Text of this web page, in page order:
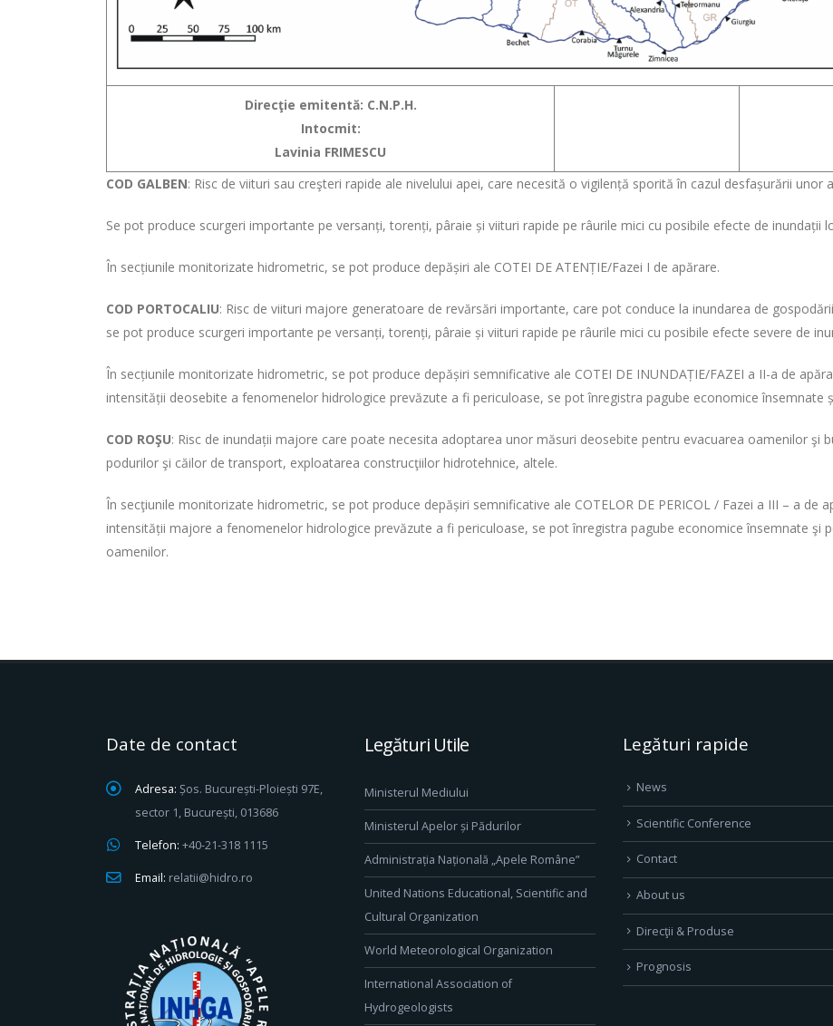
Direcţie emitentă: C.N.P.H.
Intocmit:
Lavinia FRIMESCU
COD GALBEN: Risc de viituri sau creşteri rapide ale nivelului apei, care necesită o vigilență sporită în cazul desfașurării unor
Se pot produce scurgeri importante pe versanți, torenți, pâraie și viituri rapide pe râurile mici cu posibile efecte de inundații
În secțiunile monitorizate hidrometric, se pot produce depășiri ale COTEI DE ATENȚIE/Fazei I de apărare.
COD PORTOCALIU: Risc de viituri majore generatoare de revărsări importante, care pot conduce la inundarea de
se pot produce scurgeri importante pe versanți, torenți, pâraie și viituri rapide pe râurile mici cu posibile efecte severe de
În secțiunile monitorizate hidrometric, se pot produce depășiri semnificative ale COTEI DE INUNDAȚIE/FAZEI a II-a de
intensității deosebite a fenomenelor hidrologice prevăzute a fi periculoase, se pot înregistra pagube economice însemnate
COD ROŞU: Risc de inundații majore care poate necesita adoptarea unor măsuri deosebite pentru evacuarea oamenilor şi
podurilor şi căilor de transport, exploatarea construcţiilor hidrotehnice, altele.
În secţiunile monitorizate hidrometric, se pot produce depășiri semnificative ale COTELOR DE PERICOL / Fazei a III – a de
intensității majore a fenomenelor hidrologice prevăzute a fi periculoase, se pot înregistra pagube economice însemnate şi
oamenilor.
Date de contact
Adresa: Șos. București-Ploiești 97E,
sector 1, București, 013686
Telefon: +40-21-318 1115
Email: relatii@hidro.ro
Legături Utile
Ministerul Mediului
Ministerul Apelor și Pădurilor
Administrația Națională „Apele Române”
United Nations Educational, Scientific and
Cultural Organization
World Meteorological Organization
International Association of
Hydrogeologists
Legături rapide
News
Scientific Conference
Contact
About us
Direcţii & Produse
Prognosis